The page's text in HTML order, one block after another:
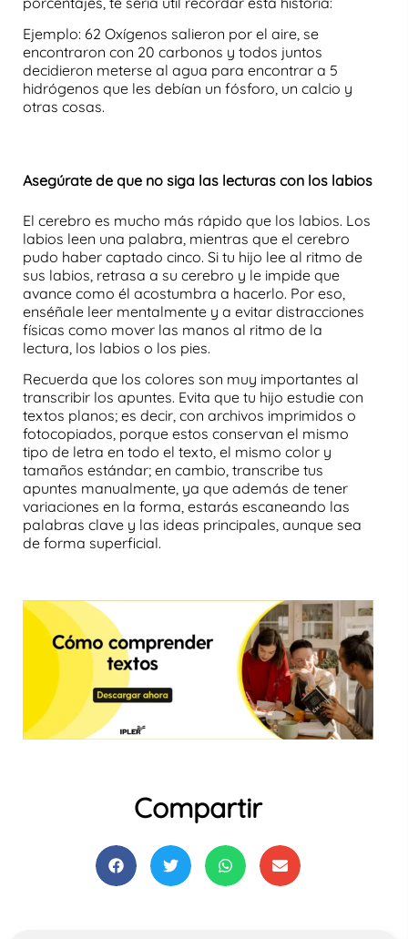
Ejemplo: 62 Oxígenos salieron por el aire, se
encontraron con 20 carbonos y todos juntos
decidieron meterse al agua para encontrar a 5
hidrógenos que les debían un fósforo, un calcio y
otras cosas.
Asegúrate de que no siga las lecturas con los labios
El cerebro es mucho más rápido que los labios. Los
labios leen una palabra, mientras que el cerebro
pudo haber captado cinco. Si tu hijo lee al ritmo de
sus labios, retrasa a su cerebro y le impide que
avance como él acostumbra a hacerlo. Por eso,
enséñale leer mentalmente y a evitar distracciones
físicas como mover las manos al ritmo de la
lectura, los labios o los pies.
Recuerda que los colores son muy importantes al
transcribir los apuntes. Evita que tu hijo estudie con
textos planos; es decir, con archivos imprimidos o
fotocopiados, porque estos conservan el mismo
tipo de letra en todo el texto, el mismo color y
tamaños estándar; en cambio, transcribe tus
apuntes manualmente, ya que además de tener
variaciones en la forma, estarás escaneando las
palabras clave y las ideas principales, aunque sea
de forma superficial.
Compartir